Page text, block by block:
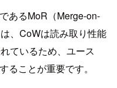
あるMoR（Merge-on-
、CoWは読み取り性能
ているため、ユース
ることが重要です。